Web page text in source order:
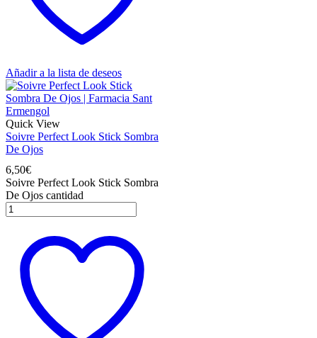
Añadir a la lista de deseos
Quick View
Soivre Perfect Look Stick Sombra
De Ojos
6,50€
Soivre Perfect Look Stick Sombra
De Ojos cantidad